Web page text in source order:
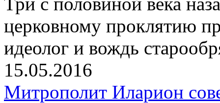
церковному проклятию
идеолог и вождь
15.05.2016
Митрополит Иларион